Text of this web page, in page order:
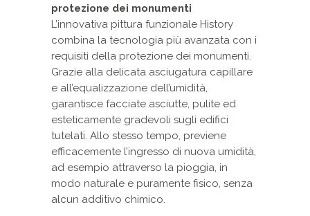
protezione dei monumenti
L’innovativa pittura funzionale History
combina la tecnologia più avanzata con i
requisiti della protezione dei monumenti.
Grazie alla delicata asciugatura capillare
e all’equalizzazione dell’umidità,
garantisce facciate asciutte, pulite ed
esteticamente gradevoli sugli edifici
tutelati. Allo stesso tempo, previene
efficacemente l’ingresso di nuova umidità,
ad esempio attraverso la pioggia, in
modo naturale e puramente fisico, senza
alcun additivo chimico.